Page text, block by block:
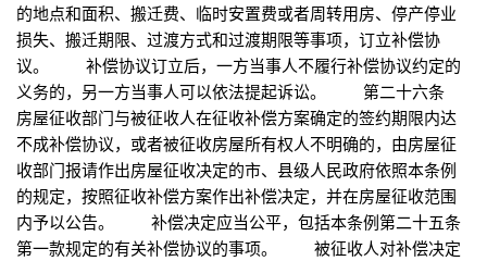
的地点和面积、搬迁费、临时安置费或者周转用房、停产停业
损失、搬迁期限、过渡方式和过渡期限等事项，订立补偿协
议。 补偿协议订立后，一方当事人不履行补偿协议约定的
义务的，另一方当事人可以依法提起诉讼。 第二十六条
房屋征收部门与被征收人在征收补偿方案确定的签约期限内达
不成补偿协议，或者被征收房屋所有权人不明确的，由房屋征
收部门报请作出房屋征收决定的市、县级人民政府依照本条例
的规定，按照征收补偿方案作出补偿决定，并在房屋征收范围
内予以公告。 补偿决定应当公平，包括本条例第二十五条
第一款规定的有关补偿协议的事项。 被征收人对补偿决定